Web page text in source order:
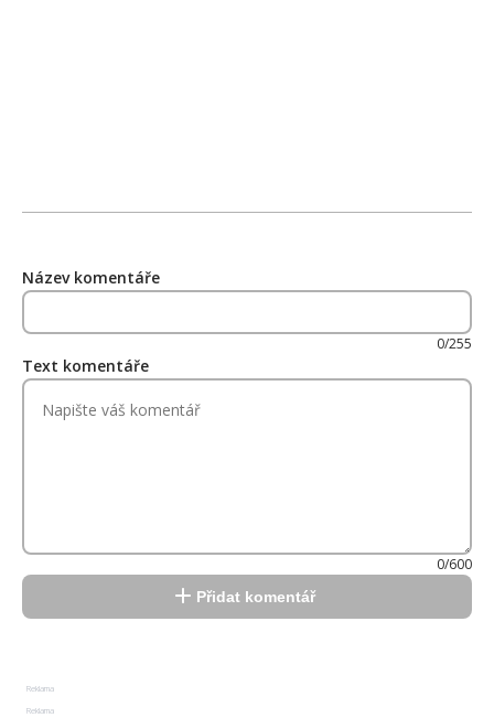
Název komentáře
0/255
Text komentáře
0/600
Přidat komentář
Reklama
Reklama